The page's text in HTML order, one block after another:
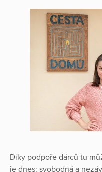
Díky podpoře dárců tu
je dnes: svobodná a